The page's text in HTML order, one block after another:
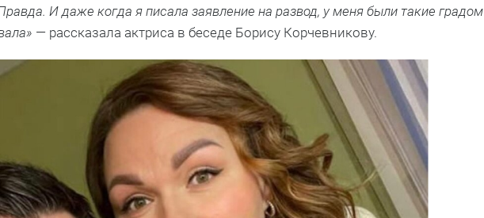
И даже когда я писала заявление на развод, у меня были такие градом
— рассказала актриса в беседе Борису Корчевникову.